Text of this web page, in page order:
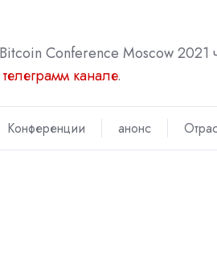
Conference Moscow 2021
телеграмм канале.
Конференции анонс